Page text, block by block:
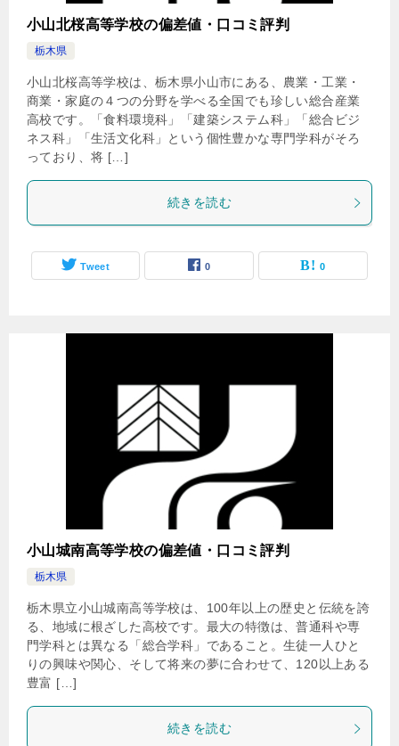
小山北桜高等学校の偏差値・口コミ評判
栃木県
小山北桜高等学校は、栃木県小山市にある、農業・工業・
商業・家庭の４つの分野を学べる全国でも珍しい総合産業
高校です。「食料環境科」「建築システム科」「総合ビジ
ネス科」「生活文化科」という個性豊かな専門学科がそろ
っており、将 […]
続きを読む
Tweet 0 0
小山城南高等学校の偏差値・口コミ評判
栃木県
栃木県立小山城南高等学校は、100年以上の歴史と伝統を誇
る、地域に根ざした高校です。最大の特徴は、普通科や専
門学科とは異なる「総合学科」であること。生徒一人ひと
りの興味や関心、そして将来の夢に合わせて、120以上ある
豊富 […]
続きを読む